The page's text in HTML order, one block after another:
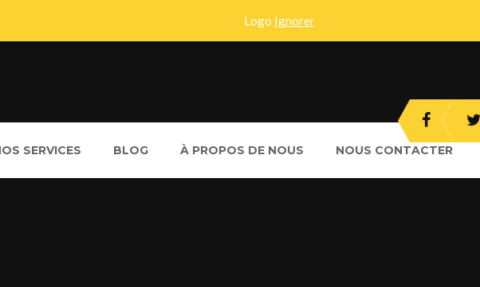
SERVICES BLOG À PROPOS DE NOUS NOUS CONTACTER
Logo Ignorer